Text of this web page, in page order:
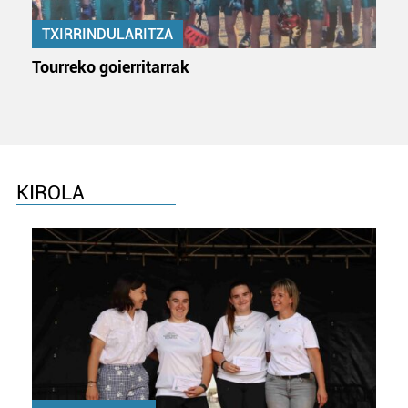
TXIRRINDULARITZA
Tourreko goierritarrak
KIROLA